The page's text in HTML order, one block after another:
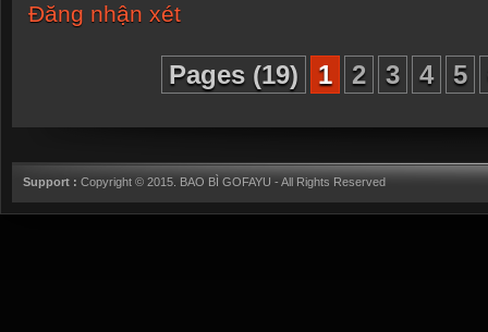
Đăng nhận xét
Pages (19) 1 2 3 4 5
Support : Copyright © 2015. BAO BÌ GOFAYU - All Rights Reserved